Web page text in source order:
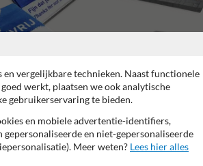
Wegmarkering en thermoplast
vergelijkbare technieken. Naast functionele
werkt, plaatsen we ook analytische
gebruikerservaring te bieden.
en mobiele advertentie-identifiers,
en niet-gepersonaliseerde
Meer weten? Lees hier alles